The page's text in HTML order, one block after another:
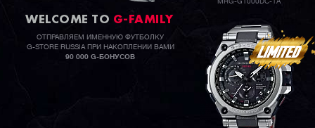
WELCOME TO G-FAMILY
ОТПРАВЛЯЕМ ИМЕННУЮ ФУТБОЛКУ
G-STORE RUSSIA ПРИ НАКОПЛЕНИИ ВАМИ
90 000 G-БОНУСОВ
MRG-G1000DC-1A